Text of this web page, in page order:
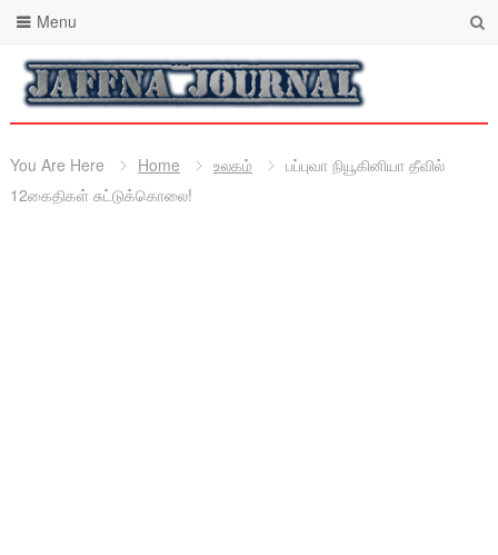
Menu
You Are Here Home உலகம்
பப்புவா நியூகினியா தீவில்
12கைதிகள் சுட்டுக்கொலை!